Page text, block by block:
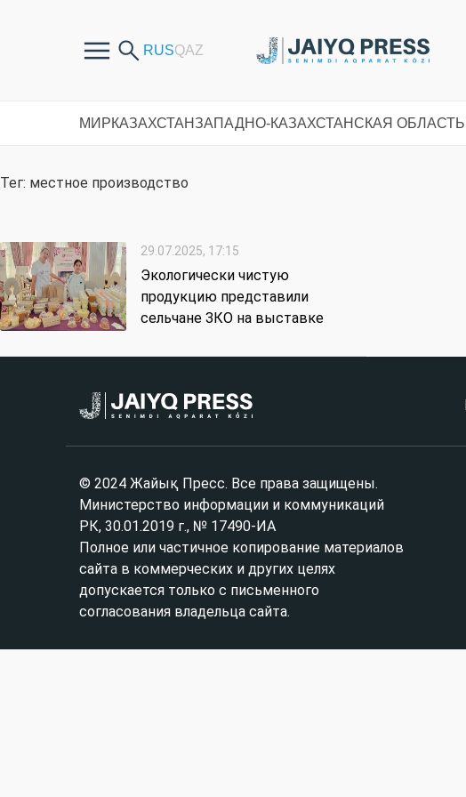
МИРКАЗАХСТАНЗАПАДНО-КАЗАХСТАНСКАЯ ОБЛАСТЬ
Тег: местное производство
29.07.2025, 17:15
Экологически чистую
продукцию представили
сельчане ЗКО на выставке
© 2024 Жайық Пресс. Все права защищены.
Министерство информации и коммуникаций
РК, 30.01.2019 г., № 17490-ИА
Полное или частичное копирование материалов
сайта в коммерческих и других целях
допускается только с письменного
согласования владельца сайта.